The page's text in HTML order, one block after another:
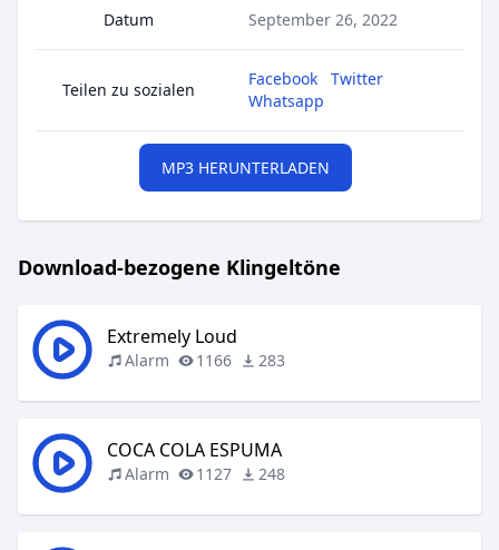
Datum September 26, 2022
Teilen zu sozialen
Facebook
Twitter
Whatsapp
MP3 HERUNTERLADEN
Download-bezogene Klingeltöne
Extremely Loud
Alarm 1166 283
COCA COLA ESPUMA
Alarm 1127 248